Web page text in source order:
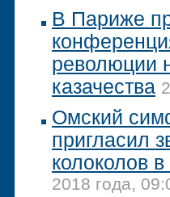
В Париже
революции
казачества
Омский
пригласил
колоколов
2018 года,